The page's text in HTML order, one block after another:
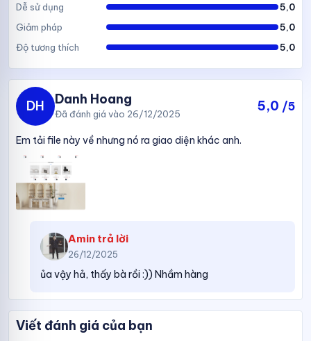
Dễ sử dụng
5,0
Giảm pháp
5,0
Độ tương thích
5,0
DH Danh Hoang
Đã đánh giá vào 26/12/2025 5,0 /5
Em tải file này về nhưng nó ra giao diện khác anh.
Amin trả lời
26/12/2025
ủa vậy hả, thấy bà rồi :)) Nhầm hàng
Viết đánh giá của bạn